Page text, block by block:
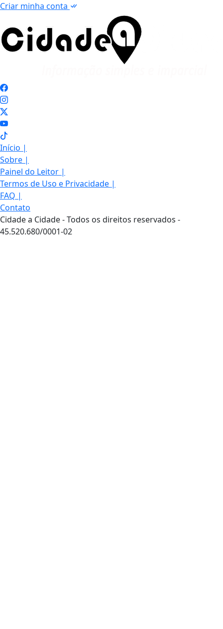
Criar minha conta
Início |
Sobre |
Painel do Leitor |
Termos de Uso e Privacidade |
FAQ |
Contato
Cidade a Cidade - Todos os direitos reservados -
45.520.680/0001-02